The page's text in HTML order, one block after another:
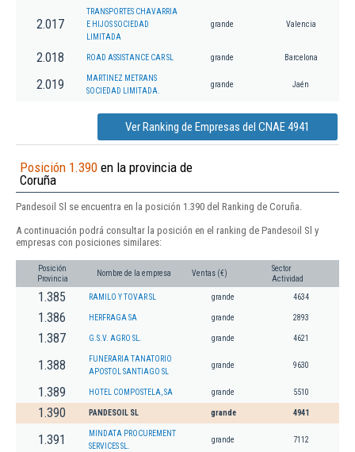
2.017
TRANSPORTES CHAVARRIA
E HIJOS SOCIEDAD
LIMITADA
grande Valencia
2.018 ROAD ASSISTANCE CAR SL grande Barcelona
2.019
MARTINEZ METRANS
SOCIEDAD LIMITADA.
grande Jaén
Ver Ranking de Empresas del CNAE 4941
Posición 1.390 en la provincia de
Coruña
Pandesoil Sl se encuentra en la posición 1.390 del Ranking de Coruña.
A continuación podrá consultar la posición en el ranking de Pandesoil Sl y
empresas con posiciones similares:
Posición
Provincia
Nombre de la empresa Ventas (€)
Sector
Actividad
1.385 RAMILO Y TOVAR SL grande 4634
1.386 HERFRAGA SA grande 2893
1.387 G.S.V. AGRO SL. grande 4621
1.388
FUNERARIA TANATORIO
APOSTOL SANTIAGO SL
grande 9630
1.389 HOTEL COMPOSTELA, SA grande 5510
1.390 PANDESOIL SL grande 4941
1.391
MINDATA PROCUREMENT
SERVICES SL.
grande 7112